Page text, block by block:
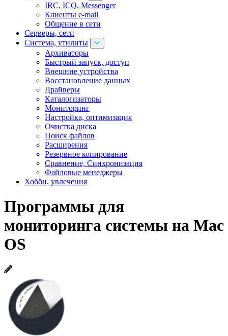
IRC, ICQ, Messenger
Клиенты e-mail
Общение в сети
Серверы, сети
Система, утилиты
Архиваторы
Быстрый запуск, доступ
Внешние устройства
Восстановление данных
Драйверы
Каталогизаторы
Мониторинг
Настройка, оптимизация
Очистка диска
Поиск файлов
Расширения
Резервное копирование
Сравнение, Синхронизация
Файловые менеджеры
Хобби, увлечения
Программы для
мониторинга системы на Mac
OS